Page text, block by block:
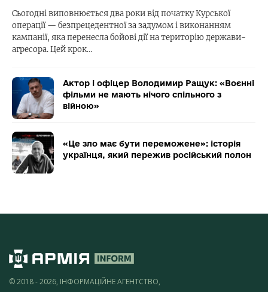
Сьогодні виповнюється два роки від початку Курської
операції — безпрецедентної за задумом і виконанням
кампанії, яка перенесла бойові дії на територію держави-
агресора. Цей крок…
Актор і офіцер Володимир Ращук: «Воєнні
фільми не мають нічого спільного з
війною»
«Це зло має бути переможене»: історія
українця, який пережив російський полон
© 2018 - 2026, ІНФОРМАЦІЙНЕ АГЕНТСТВО,